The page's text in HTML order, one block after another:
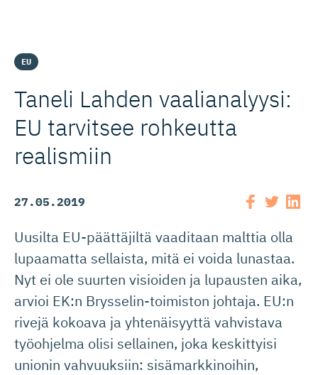
EU
Taneli Lahden vaalianalyysi:
EU tarvitsee rohkeutta
realismiin
27.05.2019
Uusilta EU-päättäjiltä vaaditaan malttia olla
lupaamatta sellaista, mitä ei voida lunastaa.
Nyt ei ole suurten visioiden ja lupausten aika,
arvioi EK:n Brysselin-toimiston johtaja. EU:n
rivejä kokoava ja yhtenäisyyttä vahvistava
työohjelma olisi sellainen, joka keskittyisi
unionin vahvuuksiin: sisämarkkinoihin,